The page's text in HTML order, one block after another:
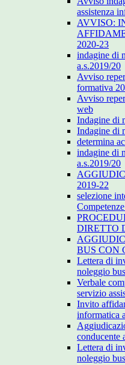
assistenza
AVVISO:
2020-23
indagine di
a.s.2019/20
Avviso
formativa
Avviso
web
Indagine di
Indagine di
determina
indagine di
a.s.2019/20
2019-22
selezione
DIRETTO
BUS CON
Lettera di
noleggio
Verbale
servizio
Invito
informatica
conducente
Lettera di
noleggio